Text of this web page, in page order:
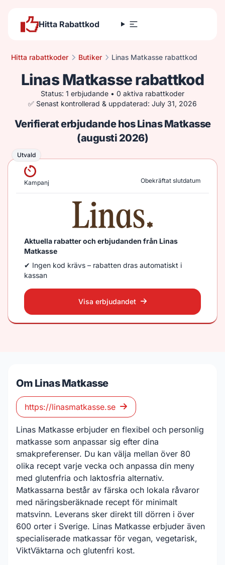
Hitta Rabattkod
Hitta rabattkoder Butiker Linas Matkasse rabattkod
Linas Matkasse rabattkod
Status: 1 erbjudande • 0 aktiva rabattkoder
✅ Senast kontrollerad & uppdaterad: July 31, 2026
Verifierat erbjudande hos Linas Matkasse
(augusti 2026)
Utvald
Utvald
Kampanj Obekräftat slutdatum
Aktuella rabatter och erbjudanden från Linas
Matkasse
✔ Ingen kod krävs – rabatten dras automatiskt i
kassan
Visa erbjudandet
Om Linas Matkasse
https://linasmatkasse.se
Linas Matkasse erbjuder en flexibel och personlig
matkasse som anpassar sig efter dina
smakpreferenser. Du kan välja mellan över 80
olika recept varje vecka och anpassa din meny
med glutenfria och laktosfria alternativ.
Matkassarna består av färska och lokala råvaror
med näringsberäknade recept för minimalt
matsvinn. Leverans sker direkt till dörren i över
600 orter i Sverige. Linas Matkasse erbjuder även
specialiserade matkassar för vegan, vegetarisk,
ViktVäktarna och glutenfri kost.